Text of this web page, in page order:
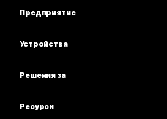
Предприятие
Устройства
Решения за
Ресурси